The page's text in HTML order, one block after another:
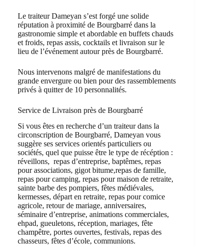
Le traiteur Dameyan s’est forgé une solide
réputation à proximité de Bourgbarré dans la
gastronomie simple et abordable en buffets chauds
et froids, repas assis, cocktails et livraison sur le
lieu de l’événement autour près de Bourgbarré.
Nous intervenons malgré de manifestations du
grande envergure ou bien pour des rassemblements
privés à quitter de 10 personnalités.
Service de Livraison près de Bourgbarré
Si vous êtes en recherche d’un traiteur dans la
circonscription de Bourgbarré, Dameyan vous
suggère ses services orientés particuliers ou
sociétés, quel que puisse être le type de récéption :
réveillons, repas d’entreprise, baptêmes, repas
pour associations, gigot bitume,repas de famille,
repas pour camping, repas pour maison de retraite,
sainte barbe des pompiers, fêtes médiévales,
kermesses, départ en retraite, repas pour comice
agricole, retour de mariage, anniversaires,
séminaire d’entreprise, animations commerciales,
ehpad, gueuletons, réception, mariages, fête
champêtre, portes ouvertes, festivals, repas des
chasseurs, fêtes d’école, communions.